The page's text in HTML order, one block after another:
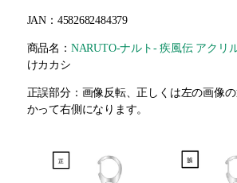
JAN：4582682484379
商品名： NARUTO-ナルト- 疾風伝 アクリ
けカカシ
正誤部分：画像反転、正しくは左の画像
かって右側になります。